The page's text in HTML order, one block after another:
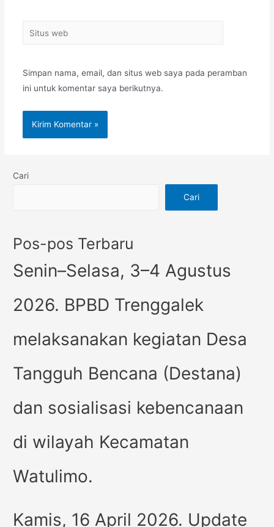
Simpan nama, email, dan situs web saya pada peramban
ini untuk komentar saya berikutnya.
Cari
Cari
Pos-pos Terbaru
Senin–Selasa, 3–4 Agustus
2026. BPBD Trenggalek
melaksanakan kegiatan Desa
Tangguh Bencana (Destana)
dan sosialisasi kebencanaan
di wilayah Kecamatan
Watulimo.
Kamis, 16 April 2026. Update